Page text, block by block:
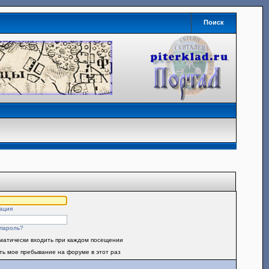
Поиск
входить при каждом посещении
мое пребывание на форуме в этот раз